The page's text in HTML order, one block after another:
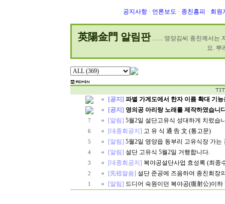
공지사항 · 언론보도 · 종친홈피 · 회원
英陽金門 알림판....... 영양김씨 종친께서는
요. 뿌
[공지] 파별 가계도에서 한자 이름 확대 기능
[공지] 영의공 아리랑 노래를 제작하였습니
7 [알림] 5월2일 설단고유식 성대하게 치렀습
6 [대종회공지] 고 유 식 通 告 文 (통고문)
5 [알림] 5월2일 영양읍 동부리 고유식장 가는
4 [알림] 설단 고유식 5월2일 거행합니다.
3 [대종회공지] 복야공설단사업 효성록 (최종
2 [先祖말씀] 설단 준공에 즈음하여 종친회장
1 [알림] 드디어 숙원이던 복야공(復射公)이